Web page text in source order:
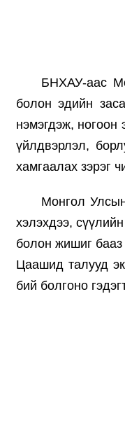
БНХАУ-аас
болон эдийн
нэмэгдэж, ногоон
үйлдвэрлэл,
хамгаалах зэрэг
Монгол
хэлэхдээ,
болон жишиг
Цаашид талууд
бий болгоно